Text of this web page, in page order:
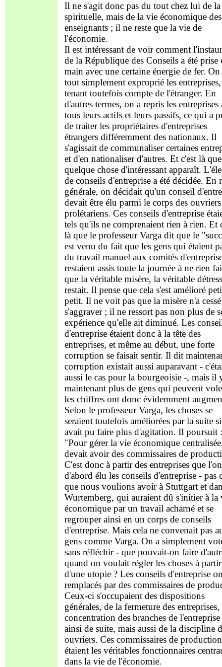
Il ne s'agit donc pas du tout chez lui de
spirituelle, mais de la vie économique des
enseignants ; il ne reste que la vie de
l'économie.
Il est intéressant de voir comment
de la République des Conseils a été prise
main avec une certaine énergie de fer. On
tout simplement exproprié les
tenant toutefois compte de l'étranger. En
d'autres termes, on a repris les entreprises
tous leurs actifs et leurs passifs, ce qui a
de traiter les propriétaires d'entreprises
étrangers différemment des nationaux. Il
s'agissait de communaliser certaines
et d'en nationaliser d'autres. Et c'est là que
quelque chose d'intéressant apparaît.
de conseils d'entreprise a été décidée. En
générale, on décidait qu'un conseil
devait être élu parmi le corps des ouvriers
prolétariens. Ces conseils d'entreprise
tels qu'ils ne comprenaient rien à rien. Et
là que le professeur Varga dit que le
est venu du fait que les gens qui étaient
du travail manuel aux comités
restaient assis toute la journée à ne rien
que la véritable misère, la véritable
restait. Il pense que cela s'est amélioré
petit. Il ne voit pas que la misère n'a
s'aggraver ; il ne ressort pas non plus de
expérience qu'elle ait diminué. Les
d'entreprise étaient donc à la tête des
entreprises, et même au début, une forte
corruption se faisait sentir. Il dit
corruption existait aussi auparavant -
aussi le cas pour la bourgeoisie -, mais il
maintenant plus de gens qui peuvent
les chiffres ont donc évidemment
Selon le professeur Varga, les choses se
seraient toutefois améliorées par la suite
avait pu faire plus d'agitation. Il poursuit :
"Pour gérer la vie économique
devait avoir des commissaires de
C'est donc à partir des entreprises que
d'abord élu les conseils d'entreprise - pas
que nous voulions avoir à Stuttgart et
Wurtemberg, qui auraient dû s'initier à la
économique par un travail acharné et se
regrouper ainsi en un corps de conseils
d'entreprise. Mais cela ne convenait pas
gens comme Varga. On a simplement
sans réfléchir - que pouvait-on faire
quand on voulait régler les choses à partir
d'une utopie ? Les conseils d'entreprise
remplacés par des commissaires de
Ceux-ci s'occupaient des dispositions
générales, de la fermeture des
concentration des branches de l'entreprise
ainsi de suite, mais aussi de la discipline
ouvriers. Ces commissaires de production
étaient les véritables fonctionnaires
dans la vie de l'économie.